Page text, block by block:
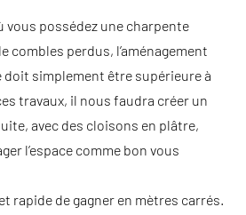
vous possédez une charpente
combles perdus, l’aménagement
doit simplement être supérieure à
travaux, il nous faudra créer un
avec des cloisons en plâtre,
l’espace comme bon vous
rapide de gagner en mètres carrés.